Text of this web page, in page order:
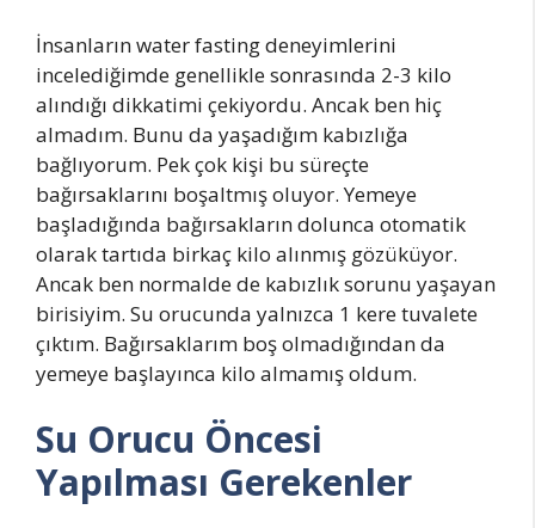
İnsanların water fasting deneyimlerini
incelediğimde genellikle sonrasında 2-3 kilo
alındığı dikkatimi çekiyordu. Ancak ben hiç
almadım. Bunu da yaşadığım kabızlığa
bağlıyorum. Pek çok kişi bu süreçte
bağırsaklarını boşaltmış oluyor. Yemeye
başladığında bağırsakların dolunca otomatik
olarak tartıda birkaç kilo alınmış gözüküyor.
Ancak ben normalde de kabızlık sorunu yaşayan
birisiyim. Su orucunda yalnızca 1 kere tuvalete
çıktım. Bağırsaklarım boş olmadığından da
yemeye başlayınca kilo almamış oldum.
Su Orucu Öncesi
Yapılması Gerekenler